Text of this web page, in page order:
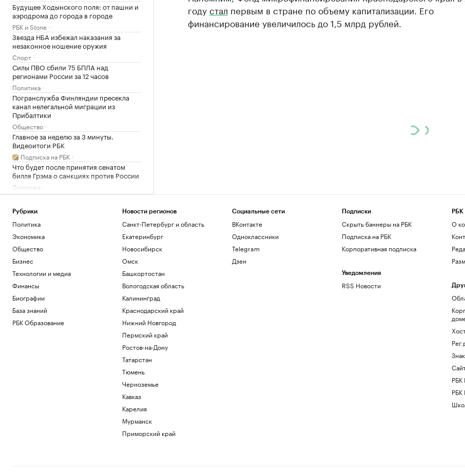
Будущее Ходынского поля: от пашни и
аэродрома до города в городе
РБК и Stone
Звезда НБА избежал наказания за
незаконное ношение оружия
Спорт
Силы ПВО сбили 75 БПЛА над
регионами России за 12 часов
Политика
Погранслужба Финляндии пресекла
канал нелегальной миграции из
Прибалтики
Общество
Главное за неделю за 3 минуты.
Видеоитоги РБК
Подписка на РБК
Что будет после принятия сенатом
билля Грэма о санкциях против России
Политика
годустал первым в стране по объему капитализации. Его
финансирование увеличилось до 1,5 млрд рублей.
Рубрики
Политика
Экономика
Общество
Бизнес
Технологии и медиа
Финансы
Биографии
База знаний
РБК Образование
Новости регионов
Санкт-Петербург и область
Екатеринбург
Новосибирск
Омск
Башкортостан
Вологодская область
Калининград
Краснодарский край
Нижний Новгород
Пермский край
Ростов-на-Дону
Татарстан
Тюмень
Черноземье
Кавказ
Карелия
Мурманск
Приморский край
Социальные сети
ВКонтакте
Одноклассники
Telegram
Дзен
Подписки
Скрыть баннеры на РБК
Подписка на РБК
Корпоративная подписка
Уведомления
RSS Новости
РБК
О
РБК
РБК